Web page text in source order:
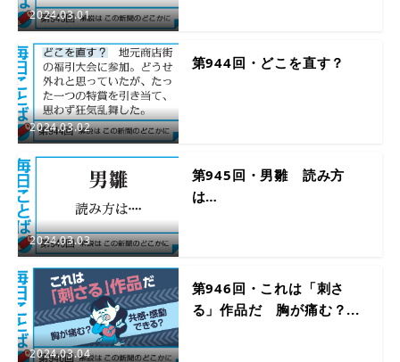
2024.03.01
2024.03.02
第944回・どこを直す？
2024.03.03
第945回・男雛 読み方
は…
2024.03.04
第946回・これは「刺さ
る」作品だ 胸が痛む？...